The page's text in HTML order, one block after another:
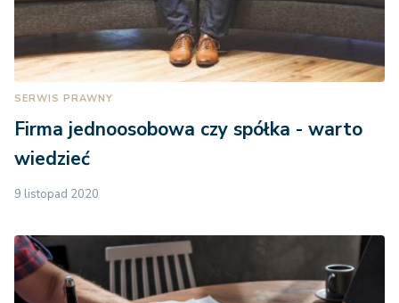
SERWIS PRAWNY
Firma jednoosobowa czy spółka - warto
wiedzieć
9 listopad 2020